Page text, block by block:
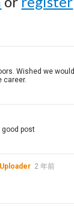
Wished we
career.
good post
2 年前